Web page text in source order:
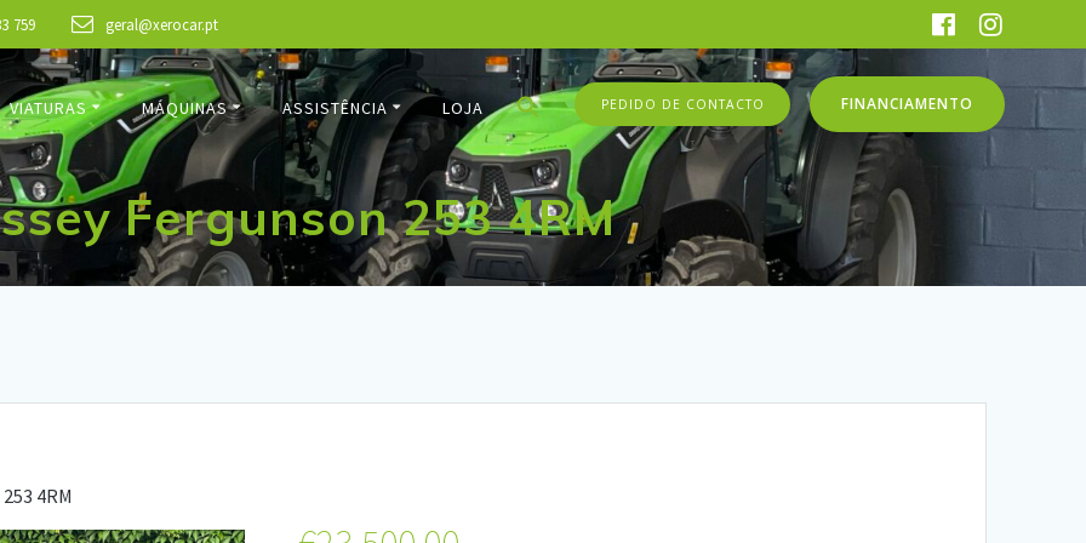
759 geral@xerocar.pt
VIATURAS MÁQUINAS ASSISTÊNCIA LOJA PEDIDO DE CONTACTO FINANCIAMENTO
Fergunson 253 4RM
4RM